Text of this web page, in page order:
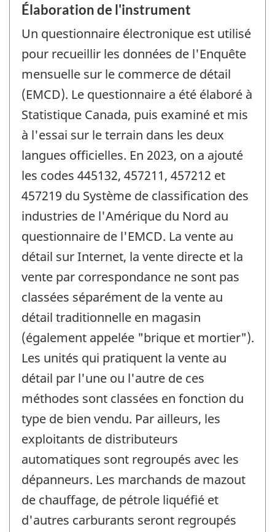
Élaboration de l'instrument
Un questionnaire électronique est utilisé
pour recueillir les données de l'Enquête
mensuelle sur le commerce de détail
(EMCD). Le questionnaire a été élaboré à
Statistique Canada, puis examiné et mis
à l'essai sur le terrain dans les deux
langues officielles. En 2023, on a ajouté
les codes 445132, 457211, 457212 et
457219 du Système de classification des
industries de l'Amérique du Nord au
questionnaire de l'EMCD. La vente au
détail sur Internet, la vente directe et la
vente par correspondance ne sont pas
classées séparément de la vente au
détail traditionnelle en magasin
(également appelée "brique et mortier").
Les unités qui pratiquent la vente au
détail par l'une ou l'autre de ces
méthodes sont classées en fonction du
type de bien vendu. Par ailleurs, les
exploitants de distributeurs
automatiques sont regroupés avec les
dépanneurs. Les marchands de mazout
de chauffage, de pétrole liquéfié et
d'autres carburants seront regroupés